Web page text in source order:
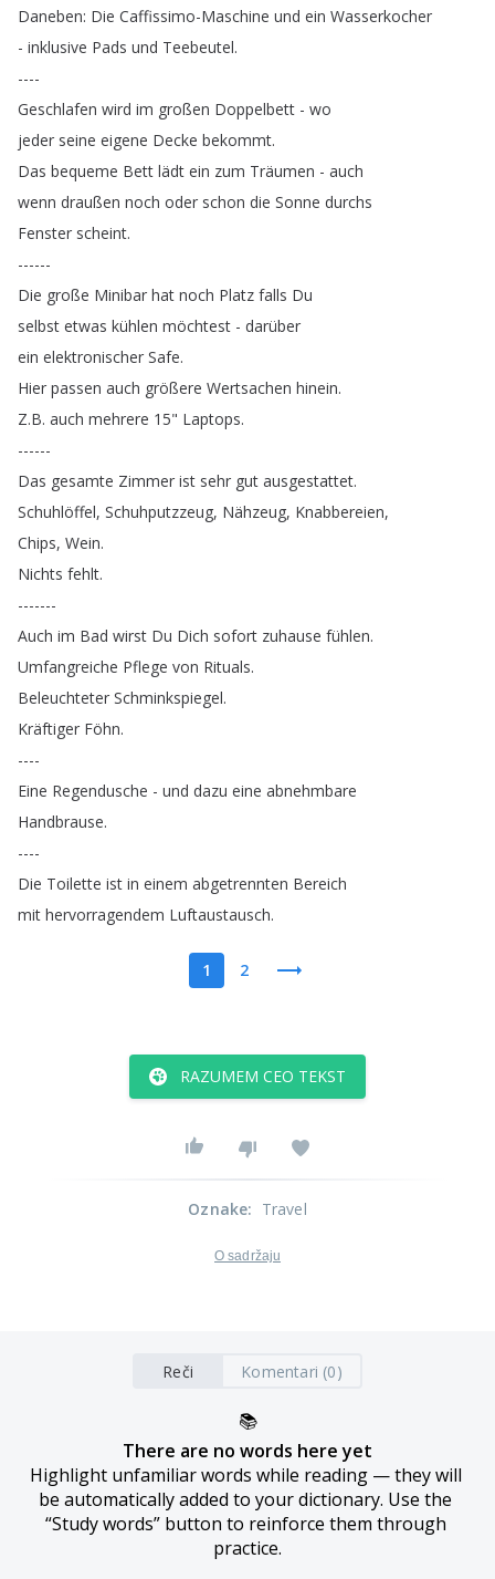
Daneben: Die Caffissimo-Maschine und ein Wasserkocher
- inklusive Pads und Teebeutel.
----
Geschlafen wird im großen Doppelbett - wo
jeder seine eigene Decke bekommt.
Das bequeme Bett lädt ein zum Träumen - auch
wenn draußen noch oder schon die Sonne durchs
Fenster scheint.
------
Die große Minibar hat noch Platz falls Du
selbst etwas kühlen möchtest - darüber
ein elektronischer Safe.
Hier passen auch größere Wertsachen hinein.
Z.B. auch mehrere 15" Laptops.
------
Das gesamte Zimmer ist sehr gut ausgestattet.
Schuhlöffel, Schuhputzzeug, Nähzeug, Knabbereien,
Chips, Wein.
Nichts fehlt.
-------
Auch im Bad wirst Du Dich sofort zuhause fühlen.
Umfangreiche Pflege von Rituals.
Beleuchteter Schminkspiegel.
Kräftiger Föhn.
----
Eine Regendusche - und dazu eine abnehmbare
Handbrause.
----
Die Toilette ist in einem abgetrennten Bereich
mit hervorragendem Luftaustausch.
1 2
RAZUMEM CEO TEKST
Oznake: Travel
O sadržaju
Reči Komentari (0)
📚
There are no words here yet
Highlight unfamiliar words while reading — they will
be automatically added to your dictionary. Use the
“Study words” button to reinforce them through
practice.